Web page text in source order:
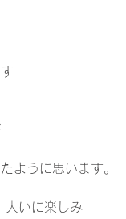
ように思います。
大いに楽しみ